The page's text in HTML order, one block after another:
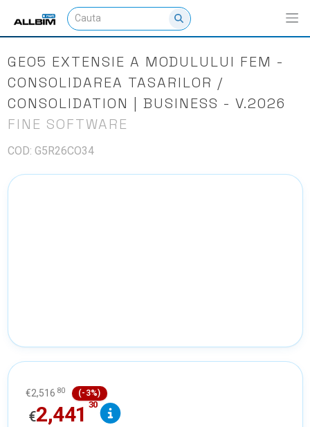
GEO5 EXTENSIE A MODULULUI FEM -
CONSOLIDAREA TASARILOR /
CONSOLIDATION | BUSINESS - V.2026
FINE SOFTWARE
COD: G5R26CO34
€2,516 80 (-3%)
€2,441 30